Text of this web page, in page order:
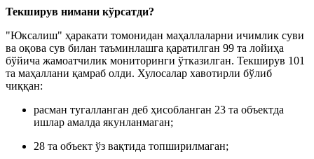
Текширув нимани кўрсатди?
"Юксалиш" ҳаракати томонидан маҳаллаларни ичимлик суви
ва оқова сув билан таъминлашга қаратилган 99 та лойиҳа
бўйича жамоатчилик мониторинги ўтказилган. Текширув 101
та маҳаллани қамраб олди. Хулосалар хавотирли бўлиб
чиққан:
расман тугалланган деб ҳисобланган 23 та объектда
ишлар амалда якунланмаган;
28 та объект ўз вақтида топширилмаган;